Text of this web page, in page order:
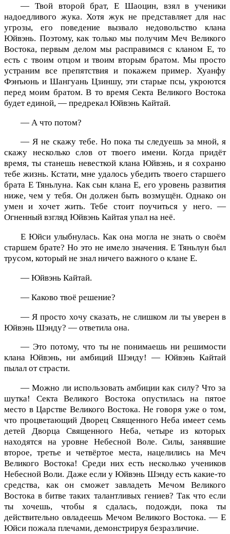
— Твой второй брат, Е Шаоцин, взял в ученики
надоедливого жука. Хотя жук не представляет для нас
угрозы, его поведение вызвало недовольство клана
Юйвэнь. Поэтому, как только мы получим Меч Великого
Востока, первым делом мы расправимся с кланом Е, то
есть с твоим отцом и твоим вторым братом. Мы просто
устраним все препятствия и покажем пример. Хуанфу
Фэнъюнь и Шангуань Цзиншу, эти старые псы, укроются
перед моим братом. В то время Секта Великого Востока
будет единой, — предрекал Юйвэнь Кайтай.
— А что потом?
— Я не скажу тебе. Но пока ты следуешь за мной, я
скажу несколько слов от твоего имени. Когда придёт
время, ты станешь невесткой клана Юйвэнь, и я сохраню
тебе жизнь. Кстати, мне удалось убедить твоего старшего
брата Е Тяньлуна. Как сын клана Е, его уровень развития
ниже, чем у тебя. Он должен быть возмущён. Однако он
умен и хочет жить. Тебе стоит поучиться у него. —
Огненный взгляд Юйвэнь Кайтая упал на неё.
Е Юйси улыбнулась. Как она могла не знать о своём
старшем брате? Но это не имело значения. Е Тяньлун был
трусом, который не знал ничего важного о клане Е.
— Юйвэнь Кайтай.
— Каково твоё решение?
— Я просто хочу сказать, не слишком ли ты уверен в
Юйвэнь Шэнду? — ответила она.
— Это потому, что ты не понимаешь ни решимости
клана Юйвэнь, ни амбиций Шэнду! — Юйвэнь Кайтай
пылал от страсти.
— Можно ли использовать амбиции как силу? Что за
шутка! Секта Великого Востока опустилась на пятое
место в Царстве Великого Востока. Не говоря уже о том,
что процветающий Дворец Священного Неба имеет семь
детей Дворца Священного Неба, четыре из которых
находятся на уровне Небесной Воле. Силы, занявшие
второе, третье и четвёртое места, нацелились на Меч
Великого Востока! Среди них есть несколько учеников
Небесной Воли. Даже если у Юйвэнь Шэнду есть какие-то
средства, как он сможет завладеть Мечом Великого
Востока в битве таких талантливых гениев? Так что если
ты хочешь, чтобы я сдалась, подожди, пока ты
действительно овладеешь Мечом Великого Востока. — Е
Юйси пожала плечами, демонстрируя безразличие.